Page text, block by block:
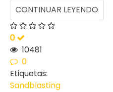
CONTINUAR LEYENDO
0
10481
0
Etiquetas:
Sandblasting